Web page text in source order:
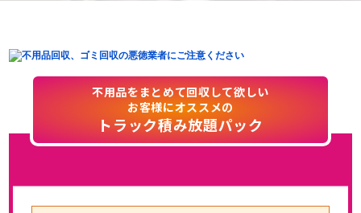
不用品をまとめて回収して欲しい
お客様にオススメの
トラック積み放題パック